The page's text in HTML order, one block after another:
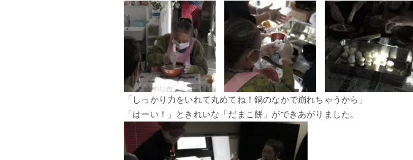
「しっかり力をいれて丸めてね！鍋のなかで崩れちゃうから」
「はーい！」ときれいな「だまこ餅」ができあがりました。